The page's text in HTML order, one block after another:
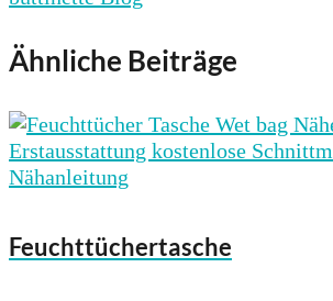
Ähnliche Beiträge
Feuchttüchertasche